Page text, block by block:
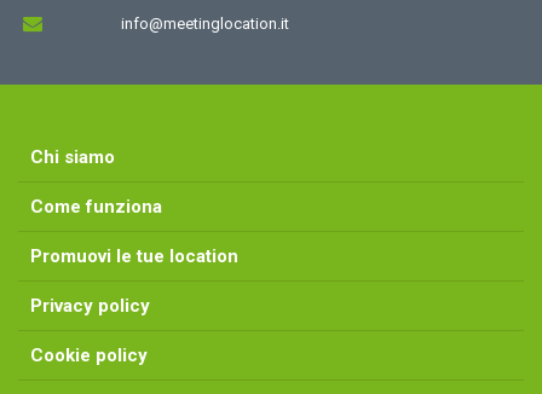
info@meetinglocation.it
Chi siamo
Come funziona
Promuovi le tue location
Privacy policy
Cookie policy